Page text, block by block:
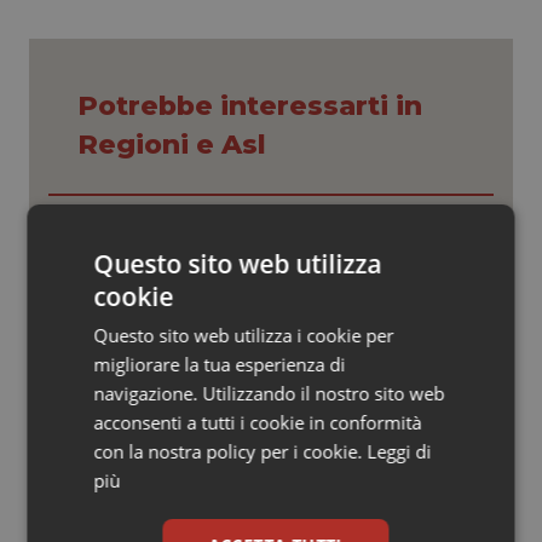
Oncologia & Nutrizione
Psoriasi & pelle
Quotidiano Cardiologia
Quotidiano Oncologia
Quotidiano Pediatria
Potrebbe interessarti in
Regioni e Asl
comprendere il presente
Regione Lombardia scrive al ministro
Schillaci: “Gli attuali indicatori non
fotografano la qualità reale del Ssn”
Case di comunità. La sfida ora è
Questo sito web utilizza
cookie
Questo sito web utilizza i cookie per
migliorare la tua esperienza di
navigazione. Utilizzando il nostro sito web
acconsenti a tutti i cookie in conformità
con la nostra policy per i cookie. Leggi di
più